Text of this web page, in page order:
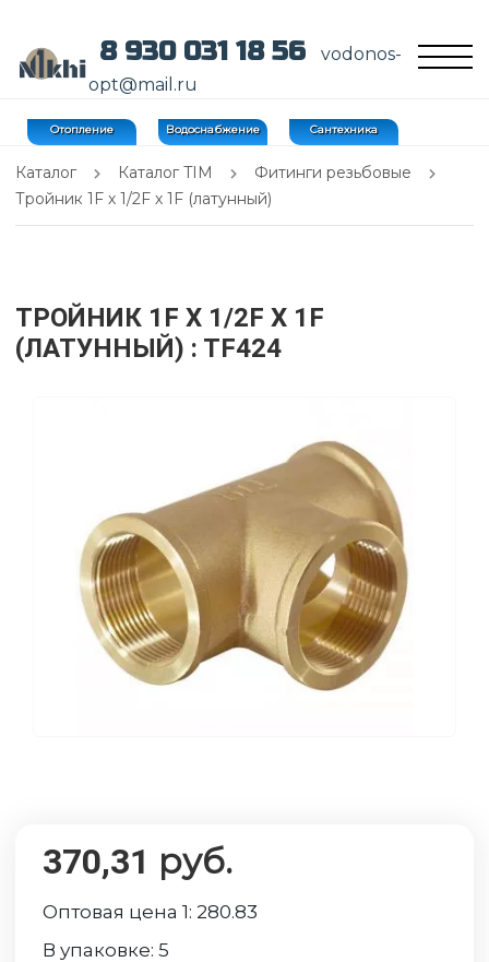
8 930 031 18 56
vodonos-
opt@mail.ru
Отопление Водоснабжение Сантехника
Каталог Каталог TIM
Фитинги резьбовые
Тройник 1F х 1/2F х 1F (латунный)
ТРОЙНИК 1F Х 1/2F Х 1F
(ЛАТУННЫЙ) : TF424
370,31 руб.
Оптовая цена 1: 280.83
В упаковке:5